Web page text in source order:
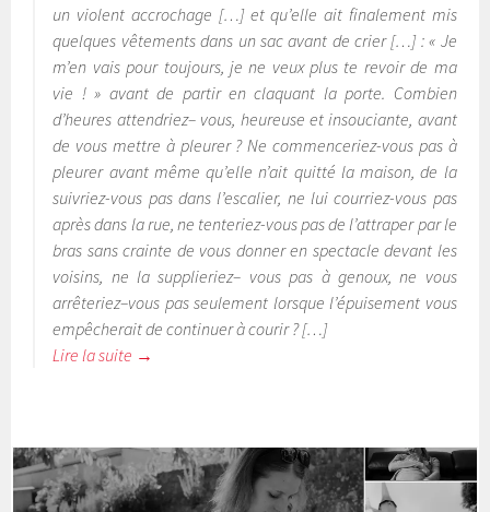
un violent accrochage […] et qu’elle ait finalement mis
quelques vêtements dans un sac avant de crier […] : « Je
m’en vais pour toujours, je ne veux plus te revoir de ma
vie ! » avant de partir en claquant la porte. Combien
d’heures attendriez– vous, heureuse et insouciante, avant
de vous mettre à pleurer ? Ne commenceriez-vous pas à
pleurer avant même qu’elle n’ait quitté la maison, de la
suivriez-vous pas dans l’escalier, ne lui courriez-vous pas
après dans la rue, ne tenteriez-vous pas de l’attraper par le
bras sans crainte de vous donner en spectacle devant les
voisins, ne la supplieriez– vous pas à genoux, ne vous
arrêteriez–vous pas seulement lorsque l’épuisement vous
empêcherait de continuer à courir ? […]
Lire la suite →